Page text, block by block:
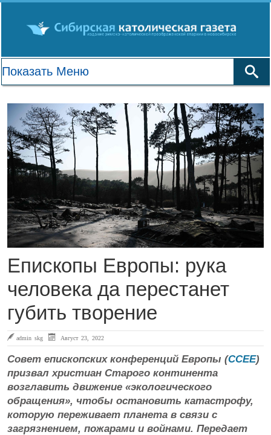
Епископы Европы: рука
человека да перестанет
губить творение
admin skg Август 23, 2022
Совет епископских конференций Европы (CCEE)
призвал христиан Старого континента
возглавить движение «экологического
обращения», чтобы остановить катастрофу,
которую переживает планета в связи с
загрязнением, пожарами и войнами. Передает